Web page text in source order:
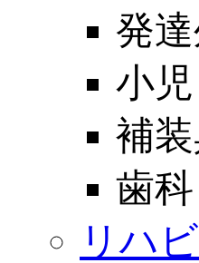
発
小
補
歯科
リハ